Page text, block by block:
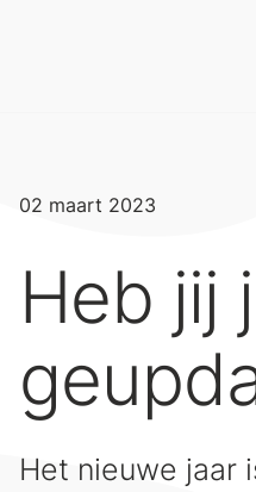
02 maart 2023
Heb jij
Het nieuwe jaar